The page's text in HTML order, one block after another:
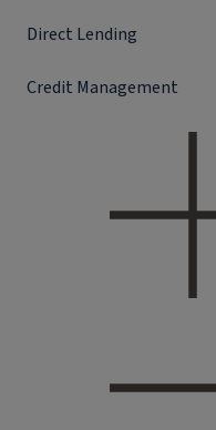
Direct Lending
Credit Management